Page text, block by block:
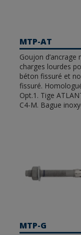
Fixations en
haute
nouables
corps, de
matériaux
MTP-AT
Goujon d’ancrage
charges lourdes
béton fissuré et
fissuré.
Opt.1. Tige
C4-M. Bague
MTP-G